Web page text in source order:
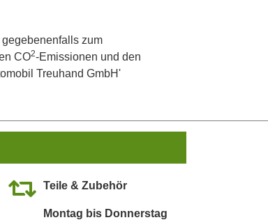
zum
CO2-Emissionen und den
Treuhand GmbH'
Teile & Zubehör
Montag bis Donnerstag